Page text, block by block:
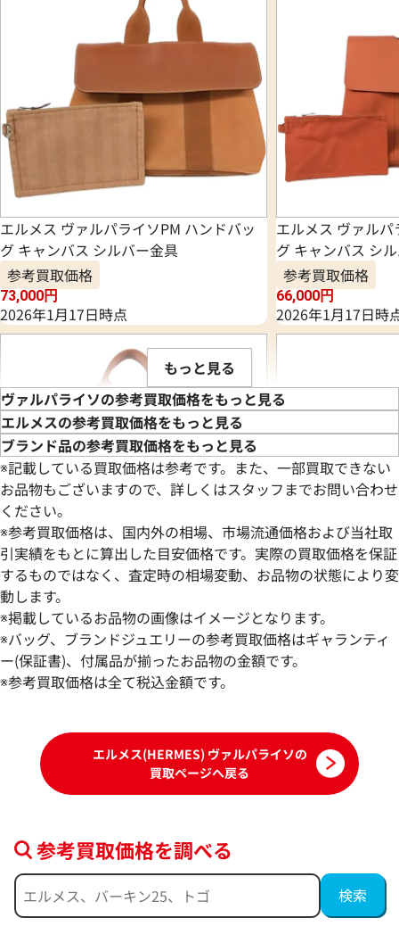
エルメス ヴァルパライソPM ハンドバッ
グ キャンバス シルバー金具
参考買取価格
73,000円
2026年1月17日時点
エルメス ヴァル
グ キャンバス シ
参考買取価格
66,000円
2026年1月17日時
エルメス ヴァルパライソMM ハンドバッ
グ キャンバス シルバー金具
参考買取価格
63,000円
エルメス ヴァル
ドバッグ キャン
参考買取価格
もっと見る
ヴァルパライソの参考買取価格をもっと見る
エルメスの参考買取価格をもっと見る
ブランド品の参考買取価格をもっと見る
※記載している買取価格は参考です。また、一部買取できない
お品物もございますので、詳しくはスタッフまでお問い合わせ
ください。
※参考買取価格は、国内外の相場、市場流通価格および当社取
引実績をもとに算出した目安価格です。実際の買取価格を保証
するものではなく、査定時の相場変動、お品物の状態により変
動します。
※掲載しているお品物の画像はイメージとなります。
※バッグ、ブランドジュエリーの参考買取価格はギャランティ
ー(保証書)、付属品が揃ったお品物の金額です。
※参考買取価格は全て税込金額です。
エルメス(HERMES) ヴァルパライソの
買取ページへ戻る
参考買取価格を調べる